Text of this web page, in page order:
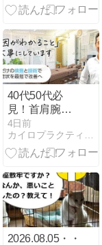
識の動きと力
癖を整えるケ
ア｜点心整体
40代50代必
見！首肩腕が
痛い本当の理
由とは
4日前
カイロプラクティックテミス鶴ヶ峰整体院のブログ
2026.08.05・・・